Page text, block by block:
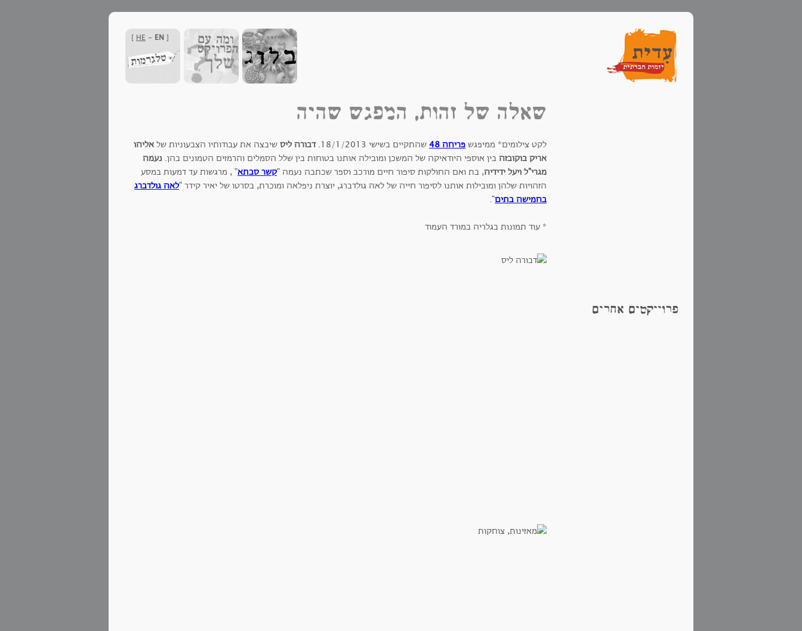
[
HE - EN
]
פרוייקטים אחרים
שאלה של זהות, המפגש שהיה
לקט צילומים* ממיפגש פריחה 48 שהתקיים בשישי 18/1/2013. דבורה ליס שיבצה את עבודותיו הצבעוניות של אליהו
אריק בוקובזה בין אוספי היודאיקה של המשכן ומובילה אותנו בטוחות בין שלל הסמלים והרמזים הטמונים בהן. נעמה
מגרי"ל ויעל ידידיה, בת ואם החולקות סיפור חיים מורכב וספר שכתבה נעמה "קשר סבתא" , מרגשות עד דמעות במסע
הזהויות שלהן ומובילות אותנו לסיפור חייה של לאה גולדברג, יוצרת ניפלאה ומוכרת, בסרטו של יאיר קידר "לאה גולדברג
בחמישה בתים".
* עוד תמונות בגלריה במורד העמוד